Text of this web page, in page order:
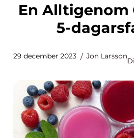
En Alltigenom Guide till
5-
29 december 2023 Jon Larsson